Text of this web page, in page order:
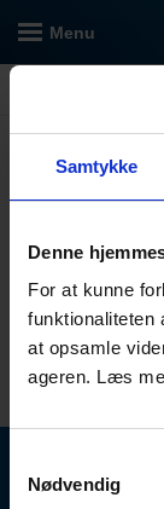
Samtykke
Denne
For at kunne
funktionaliteten
at opsamle
ageren. Læs
Nødvendig
Menu